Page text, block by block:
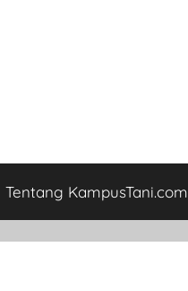
Tentang KampusTani.com